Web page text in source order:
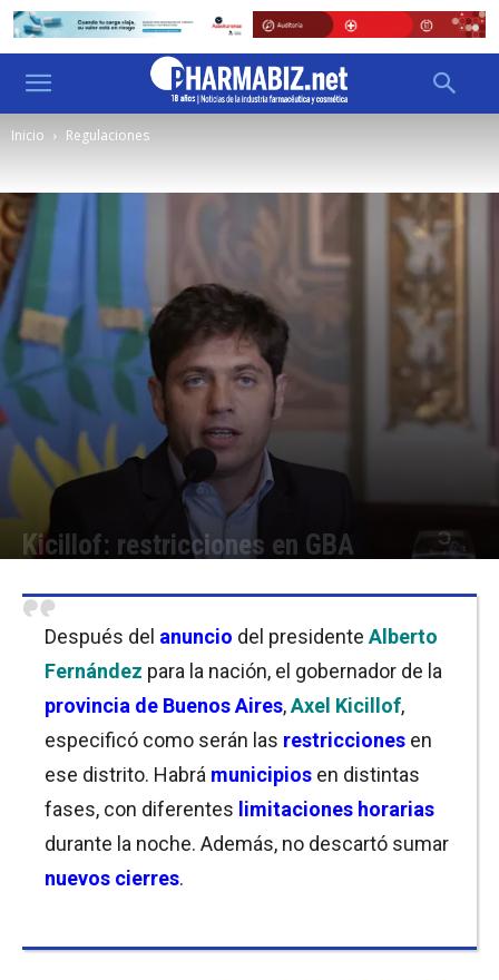
Inicio Regulaciones
Kicillof: restricciones en GBA
Después del anuncio del presidente Alberto
Fernández para la nación, el gobernador de la
provincia de Buenos Aires,Axel Kicillof,
especificó como serán las restricciones en
ese distrito. Habrá municipios en distintas
fases, con diferentes limitaciones horarias
durante la noche. Además, no descartó sumar
nuevos cierres.